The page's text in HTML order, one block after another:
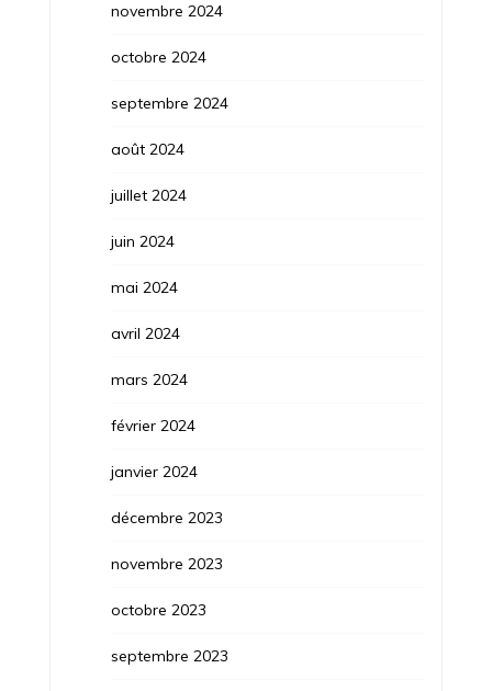
novembre 2024
octobre 2024
septembre 2024
août 2024
juillet 2024
juin 2024
mai 2024
avril 2024
mars 2024
février 2024
janvier 2024
décembre 2023
novembre 2023
octobre 2023
septembre 2023